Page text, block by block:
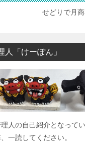
せどりで月
人「けーぽん」
人の自己紹介となって
一読してください。